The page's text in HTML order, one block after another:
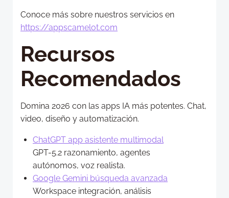
Conoce más sobre nuestros servicios en
https://appscamelot.com
Recursos
Recomendados
Domina 2026 con las apps IA más potentes. Chat,
video, diseño y automatización.
ChatGPT app asistente multimodal
GPT-5.2 razonamiento, agentes
autónomos, voz realista.
Google Gemini búsqueda avanzada
Workspace integración, análisis